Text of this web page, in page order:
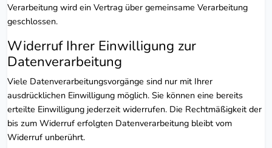
Verarbeitung wird ein Vertrag über gemeinsame Verarbeitung
geschlossen.
Widerruf Ihrer Einwilligung zur
Datenverarbeitung
Viele Datenverarbeitungsvorgänge sind nur mit Ihrer
ausdrücklichen Einwilligung möglich. Sie können eine bereits
erteilte Einwilligung jederzeit widerrufen. Die Rechtmäßigkeit der
bis zum Widerruf erfolgten Datenverarbeitung bleibt vom
Widerruf unberührt.